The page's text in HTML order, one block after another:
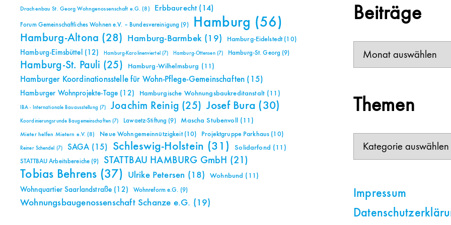
Drachenbau St. Georg Wohngenossenschaft e.G. (8) Erbbaurecht (14)
Forum Gemeinschaftliches Wohnen e.V. – Bundesvereinigung (9) Hamburg (56)
Hamburg-Altona (28) Hamburg-Barmbek (19) Hamburg-Eidelstedt(10)
Hamburg-Eimsbüttel (12) Hamburg-Karolinenviertel (7) Hamburg-Ottensen(7) Hamburg-St. Georg (9)
Hamburg-St. Pauli (25) Hamburg-Wilhelmsburg (11)
Hamburger Koordinationsstelle für Wohn-Pflege-Gemeinschaften (15)
Hamburger Wohnprojekte-Tage (12) Hamburgische Wohnungsbaukreditanstalt (11)
IBA - Internationale Bauausstellung (7) Joachim Reinig (25) Josef Bura (30)
Koordinierungsrunde Baugemeinschaften(7) Lawaetz-Stiftung (9) Mascha Stubenvoll (11)
Mieter helfen Mietern e.V. (8) Neue Wohngemeinnützigkeit(10) Projektgruppe Parkhaus (10)
Reiner Schendel (7) SAGA (15) Schleswig-Holstein (31) Solidarfond (11)
STATTBAU Arbeitsbereiche (9) STATTBAU HAMBURG GmbH (21)
Tobias Behrens (37) Ulrike Petersen (18) Wohnbund (11)
Wohnquartier Saarlandstraße (12) Wohnreform e.G. (9)
Wohnungsbaugenossenschaft Schanze e.G. (19)
Beiträge
Themen
Impressum